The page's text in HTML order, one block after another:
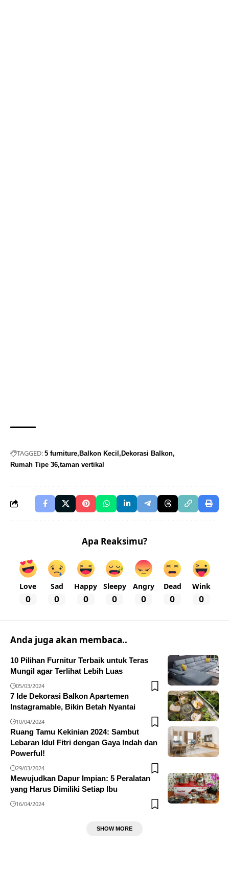
TAGGED: 5 furniture Balkon Kecil Dekorasi Balkon
Rumah Tipe 36 taman vertikal
Apa Reaksimu?
Love
0
Sad
0
Happy
0
Sleepy
0
Angry
0
Dead
0
Wink
0
Anda juga akan membaca..
10 Pilihan Furnitur Terbaik untuk Teras
Mungil agar Terlihat Lebih Luas
05/03/2024
7 Ide Dekorasi Balkon Apartemen
Instagramable, Bikin Betah Nyantai
10/04/2024
Ruang Tamu Kekinian 2024: Sambut
Lebaran Idul Fitri dengan Gaya Indah dan
Powerful!
29/03/2024
Mewujudkan Dapur Impian: 5 Peralatan
yang Harus Dimiliki Setiap Ibu
16/04/2024
SHOW MORE